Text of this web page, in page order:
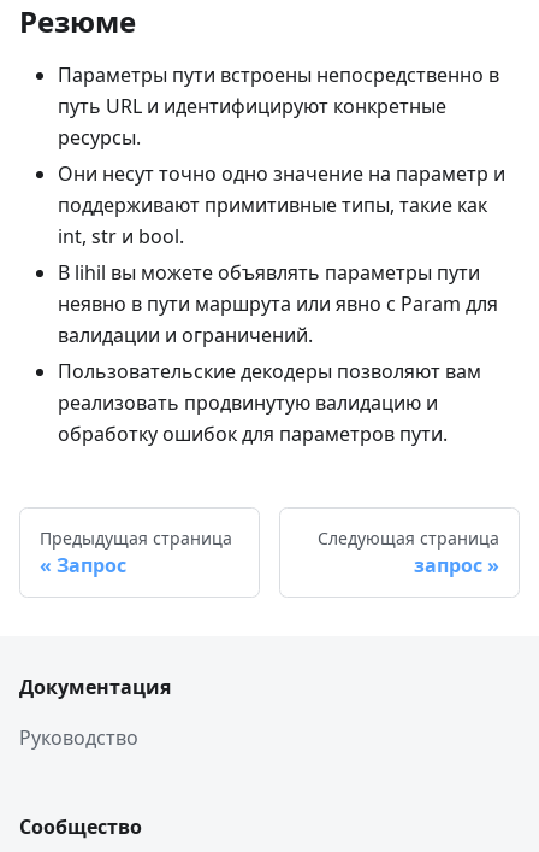
Резюме
Параметры пути встроены непосредственно в
путь URL и идентифицируют конкретные
ресурсы.
Они несут точно одно значение на параметр и
поддерживают примитивные типы, такие как
int, str и bool.
В lihil вы можете объявлять параметры пути
неявно в пути маршрута или явно с Param для
валидации и ограничений.
Пользовательские декодеры позволяют вам
реализовать продвинутую валидацию и
обработку ошибок для параметров пути.
Предыдущая страница
Запрос
Следующая страница
запрос
Документация
Руководство
Сообщество